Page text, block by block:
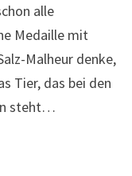
alle
Medaille mit
Malheur denke,
Tier, das bei den
steht…